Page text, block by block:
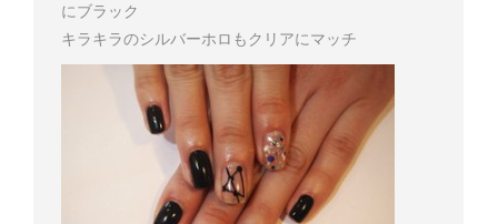
にブラック
キラキラのシルバーホロもクリアにマッチ